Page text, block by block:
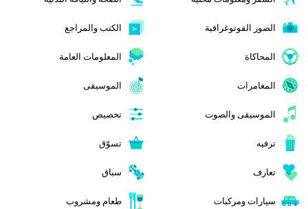
الصور الفوتوغرافية الكتب والمراجع
المحاكاة المعلومات العامة
المغامرات الموسيقى
الموسيقى والصوت تخصيص
ترفيه تسوّق
تعارف سباق
سيارات ومركبات طعام ومشروب